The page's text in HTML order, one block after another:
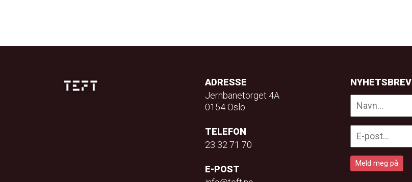
ADRESSE
Jernbanetorget 4A
0154 Oslo
TELEFON
23 32 71 70
E-POST
NYHETSBREV